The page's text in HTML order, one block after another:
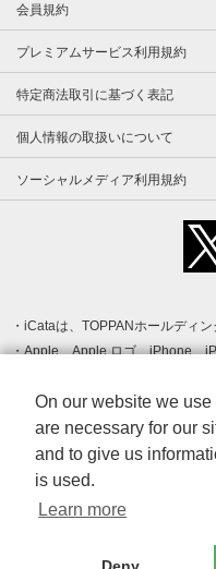
会員規約
プレミアムサービス利用規約
特定商法取引に基づく表記
個人情報の取扱いについて
ソーシャルメディア利用規約
iCataは、TOPPANホールディン
Apple、Apple ロゴ、iPhone、
登録された Apple Inc. の商標
クです。
Android、Google Play および
す。
Windows は Microsoft Inc.の米
標です。
Adobe、Adobe Reader、
その他、記載されている会社
On our website we
are necessary for our
and to give us
is used.
Learn more